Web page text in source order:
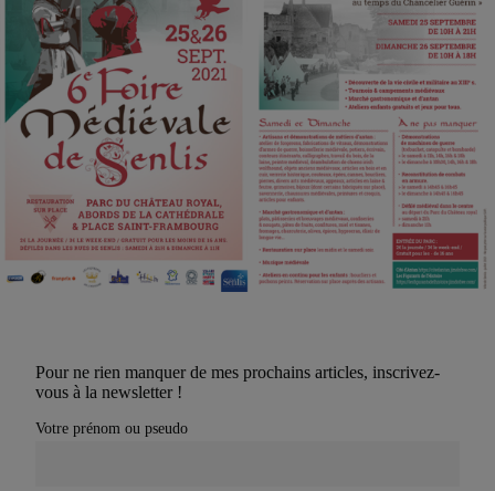
Pour ne rien manquer de mes prochains articles, inscrivez-
vous à la newsletter !
Votre prénom ou pseudo